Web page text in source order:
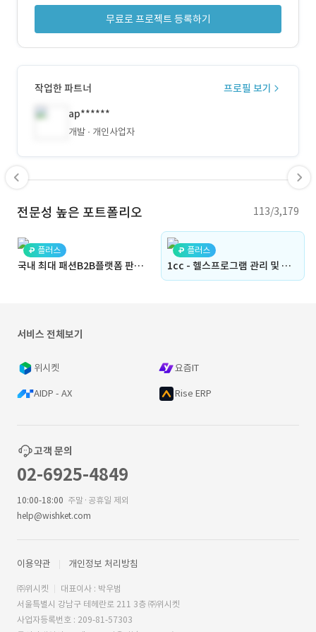
무료로 프로젝트 등록하기
작업한 파트너
프로필 보기
ap******
개발 개인사업자
전문성 높은 포트폴리오 113/3,179
플러스
국내 최대 패션B2B플랫폼 판매자웹 개편(플랫폼, 커머스, 스타트업, 채팅, 알림, 정산, 매장현황, 대시보드, 상품등록, 상품관리)
플러스
1cc - 헬스프로그램 관리 및 운동기록 SNS 앱
서비스 전체보기
위시켓 요즘IT
AIDP - AX Rise ERP
고객 문의
02-6925-4849
10:00-18:00 주말·공휴일 제외
help@wishket.com
이용약관 개인정보 처리방침
㈜위시켓
대표이사 : 박우범
서울특별시 강남구 테헤란로 211 3층 ㈜위시켓
사업자등록번호 : 209-81-57303